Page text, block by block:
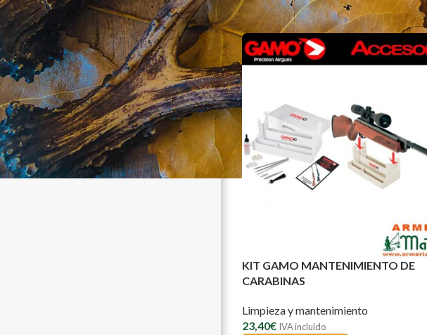
KIT GAMO MANTENIMIENTO DE
CARABINAS
Limpieza y mantenimiento
23,40€ IVA incluido